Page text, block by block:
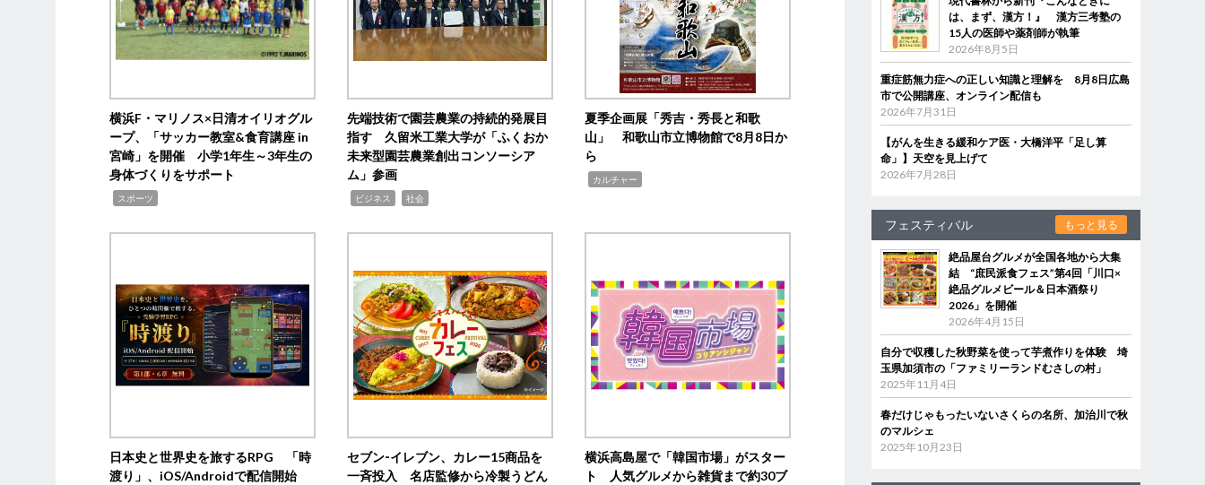
横浜F・マリノス×日清オイリオグル
ープ、「サッカー教室&食育講座 in
宮崎」を開催 小学1年生～3年生の
身体づくりをサポート
スポーツ
先端技術で園芸農業の持続的発展目
指す 久留米工業大学が「ふくおか
未来型園芸農業創出コンソーシア
ム」参画
ビジネス 社会
夏季企画展「秀吉・秀長と和歌
山」 和歌山市立博物館で8月8日か
ら
カルチャー
日本史と世界史を旅するRPG 「時
渡り」、iOS/Androidで配信開始
セブン‐イレブン、カレー15商品を
一斉投入 名店監修から冷製うどん
横浜高島屋で「韓国市場」がスター
ト 人気グルメから雑貨まで約30ブ
は、まず、漢方！』 漢方三考塾の
15人の医師や薬剤師が執筆
2026年8月5日
重症筋無力症への正しい知識と理解を 8月8日広島
市で公開講座、オンライン配信も
2026年7月31日
【がんを生きる緩和ケア医・大橋洋平「足し算
命」】天空を見上げて
2026年7月28日
フェスティバル もっと見る
絶品屋台グルメが全国各地から大集
結 “庶民派食フェス”第4回「川口×
絶品グルメビール＆日本酒祭り
2026」を開催
2026年4月15日
自分で収穫した秋野菜を使って芋煮作りを体験 埼
玉県加須市の「ファミリーランドむさしの村」
2025年11月4日
春だけじゃもったいないさくらの名所、加治川で秋
のマルシェ
2025年10月23日